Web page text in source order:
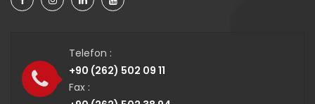
Telefon :
+90 (262) 502 09 11
Fax :